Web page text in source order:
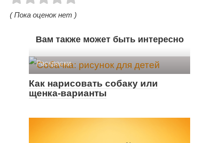
( Пока оценок нет )
Вам также может быть интересно
Раскраски
Как нарисовать собаку или
щенка-варианты